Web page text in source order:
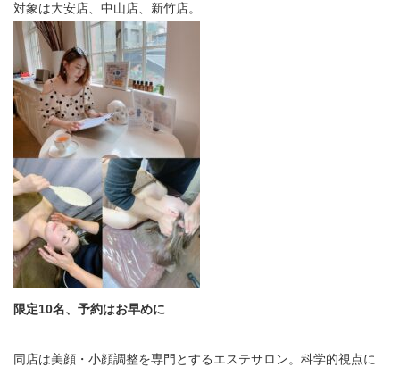
対象は大安店、中山店、新竹店。
限定10名、予約はお早めに
同店は美顔・小顔調整を専門とするエステサロン。科学的視点に